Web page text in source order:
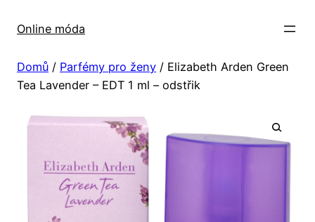
Online móda
Domů / Parfémy pro ženy / Elizabeth Arden Green
Tea Lavender – EDT 1 ml – odstřik